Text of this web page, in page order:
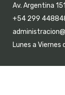
Av. Argentina
+54 299
Lunes a Viernes